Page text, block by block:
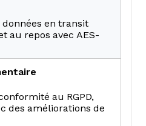
en transit
au repos avec AES-
au RGPD,
des améliorations de